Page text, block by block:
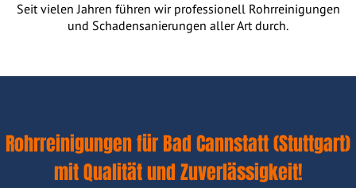
Seit vielen Jahren führen wir professionell Rohrreinigungen
und Schadensanierungen aller Art durch.
Rohrreinigungen für Bad Cannstatt (Stuttgart)
mit Qualität und Zuverlässigkeit!